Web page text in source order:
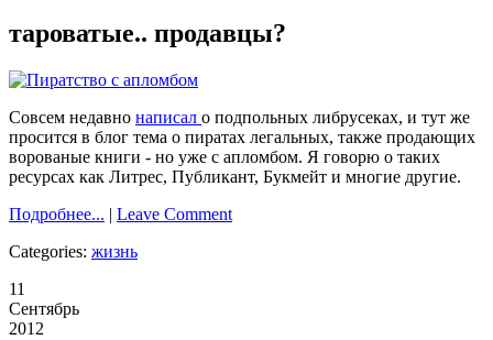
тароватые.. продавцы?
Совсем недавно написал о подпольных либрусеках, и тут же
просится в блог тема о пиратах легальных, также продающих
ворованые книги - но уже с апломбом. Я говорю о таких
ресурсах как Литрес, Публикант, Букмейт и многие другие.
Подробнее... | Leave Comment
Categories: жизнь
11
Сентябрь
2012